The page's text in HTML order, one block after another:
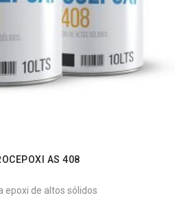
AS 408
epoxi de altos sólidos